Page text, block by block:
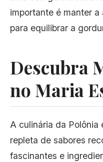
importante é manter
para equilibrar a
Descubra
no Maria
A culinária da Polônia
repleta de sabores
fascinantes e